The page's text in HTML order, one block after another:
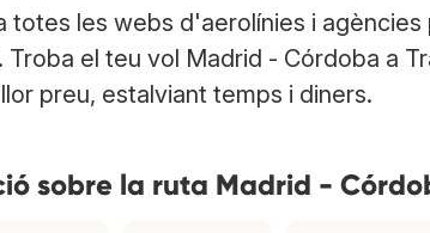
totes les webs d'aerolínies i
Troba el teu vol Madrid - Córdoba a
preu, estalviant temps i diners.
sobre la ruta Madrid -